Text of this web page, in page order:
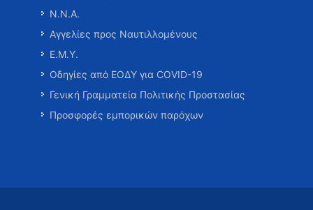
Ν.Ν.Α.
Αγγελίες προς Ναυτιλλομένους
Ε.Μ.Υ.
Οδηγίες από ΕΟΔΥ για COVID-19
Γενική Γραμματεία Πολιτικής Προστασίας
Προσφορές εμπορικών παρόχων